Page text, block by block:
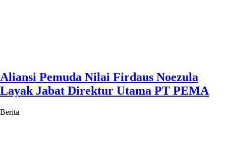
Aliansi Pemuda Nilai Firdaus Noezula
Layak Jabat Direktur Utama PT PEMA
Berita